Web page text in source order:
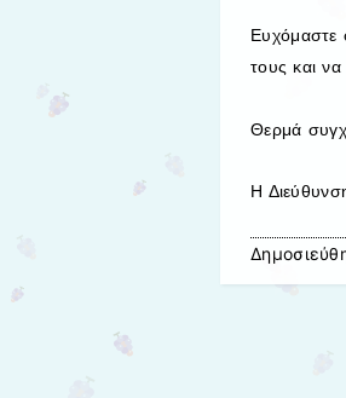
Ευχόμαστε
τους και
Θερμά
Η